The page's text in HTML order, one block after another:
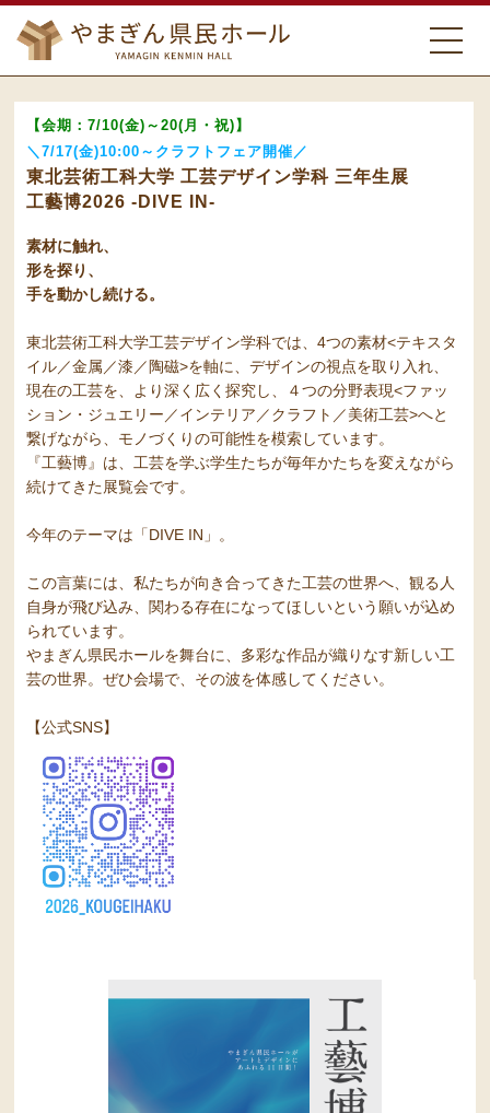
【会期：7/10(金)～20(月・祝)】
＼7/17(金)10:00～クラフトフェア開催／
東北芸術工科大学 工芸デザイン学科 三年生展
工藝博2026 -DIVE IN-
素材に触れ、
形を探り、
手を動かし続ける。
東北芸術工科大学工芸デザイン学科では、4つの素材<テキスタ
イル／金属／漆／陶磁>を軸に、デザインの視点を取り入れ、
現在の工芸を、より深く広く探究し、４つの分野表現<ファッ
ション・ジュエリー／インテリア／クラフト／美術工芸>へと
繋げながら、モノづくりの可能性を模索しています。
『工藝博』は、工芸を学ぶ学生たちが毎年かたちを変えながら
続けてきた展覧会です。
今年のテーマは「DIVE IN」。
この言葉には、私たちが向き合ってきた工芸の世界へ、観る人
自身が飛び込み、関わる存在になってほしいという願いが込め
られています。
やまぎん県民ホールを舞台に、多彩な作品が織りなす新しい工
芸の世界。ぜひ会場で、その波を体感してください。
【公式SNS】